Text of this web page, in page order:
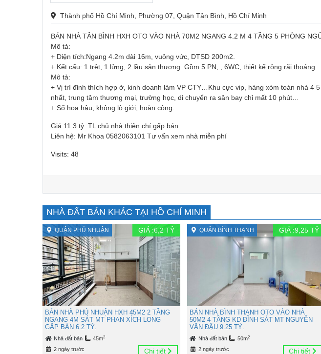
Thành phố Hồ Chí Minh, Phường 07, Quận Tân Bình, Hồ Chí Minh
BÁN NHÀ TÂN BÌNH HXH OTO VÀO NHÀ 70M2 NGANG 4.2 M 4 TẦNG 5 PHÒNG
Mô tả:
+ Diện tích:Ngang 4.2m dài 16m, vuông vức, DTSD 200m2.
+ Kết cấu: 1 trệt, 1 lửng, 2 lầu sân thượng. Gồm 5 PN, , 6WC, thiết kế rộng rãi thoáng.
Mô tả:
+ Vị trí đỉnh thích hợp ở, kinh doanh làm VP CTY…Khu cực vip, hàng xóm toàn nhà 4
nhất, trung tâm thương mại, trường học, di chuyển ra sân bay chỉ mất 10 phút…
+ Sổ hoa hậu, không lộ giới, hoàn công.
Giá 11.3 tỷ. TL chủ nhà thiện chí gấp bán.
Liên hệ: Mr Khoa 0582063101 Tư vấn xem nhà miễn phí
Visits: 48
NHÀ ĐẤT BÁN KHÁC TẠI HỒ CHÍ MINH
QUẬN PHÚ NHUẬN GIÁ :6,2 TỶ
BÁN NHÀ PHÚ NHUẬN HXH 45M2 2 TẦNG
NGANG 4M SÁT MT PHAN XÍCH LONG
GẤP BÁN 6.2 TỶ.
Nhà đất bán 45m2
2 ngày trước Chi tiết
QUẬN BÌNH THẠNH GIÁ :9,25TỶ
BÁN NHÀ BÌNH THẠNH OTO VÀO NHÀ
50M2 4 TẦNG KD ĐỈNH SÁT MT NGUYỄN
VĂN ĐẬU 9.25 TỶ.
Nhà đất bán 50m2
2 ngày trước Chi tiết